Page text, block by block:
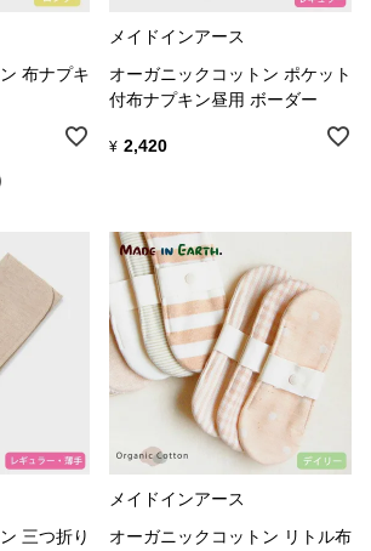
布ナプキ
メイドインアース
オーガニックコットン ポケット
付布ナプキン昼用 ボーダー
¥ 2,420
三つ折り
メイドインアース
オーガニックコットン リトル布